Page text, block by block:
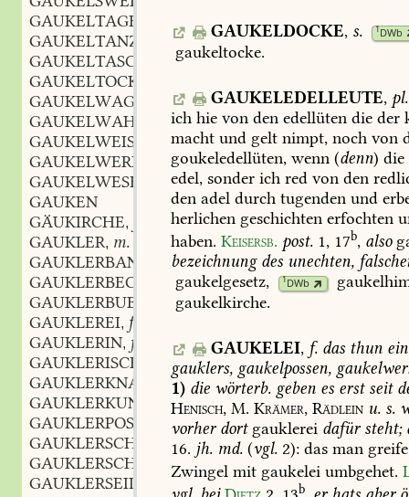
GAUKELTAGE
GAUKELTANZ
GAUKELTASCHE
GAUKELTOCKE
GAUKELWAGEN
m.
GAUKELWAHN
m.
GAUKELWEISE
GAUKELWERK
GAUKELWESEN
n.
GAUKEN
GÄUKIRCHE,
GAUKLER, m.
GAUKLERBANDE
f.
GAUKLERBECHER
m.
GAUKLERBUBE
GAUKLEREI, f.
GAUKLERIN, f.
GAUKLERISCH
GAUKLERKNABE
m.
GAUKLERKUNST
f.
GAUKLERPOSSEN
GAUKLERSCHÜSSEL,
f.
GAUKLERSCHWUNG
,m.
GAUKLERSEIL
GAUKELDOCKE, s. 1DWb
gaukeltocke.
GAUKELEDELLEUTE,
ich hie von den edellüten die der
macht und gelt nimpt, noch von
goukeledellüten, wenn (denn) die
edel, sonder ich red von den
den adel durch tugenden und
herlichen geschichten erfochten
haben. Keisersb. post. 1, 17b, also
bezeichnungdes unechten,
gaukelgesetz, 1DWb
gaukelkirche.
GAUKELEI, f. dasthun
gauklers, gaukelpossen,
1) die wörterb. geben es erstseit
Henisch, M. Krämer, Rädlein u. s.
vorherdortgauklerei dafürsteht;
16. jh. md. (vgl. 2): das man
Zwingel mit gaukelei umbgehet.
b